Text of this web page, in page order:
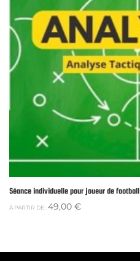
Séance individuelle pour joueur de football
À PARTIR DE :49,00 €